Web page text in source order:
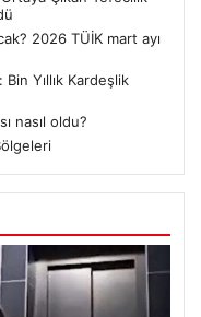
2026 TÜİK mart ayı
Bin Yıllık Kardeşlik
nasıl oldu?